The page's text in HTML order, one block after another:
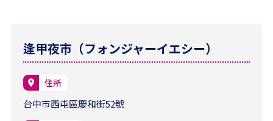
逢甲夜市（フォンジャーイエシー）
住所
台中市西屯區慶和街52號